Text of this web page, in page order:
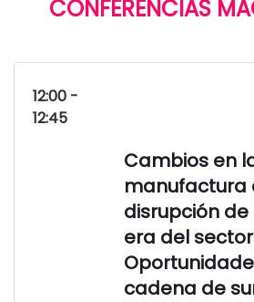
CONFERENCIAS
12:00 -
12:45
Cambios en
manufactura
disrupción
era del
cadena de